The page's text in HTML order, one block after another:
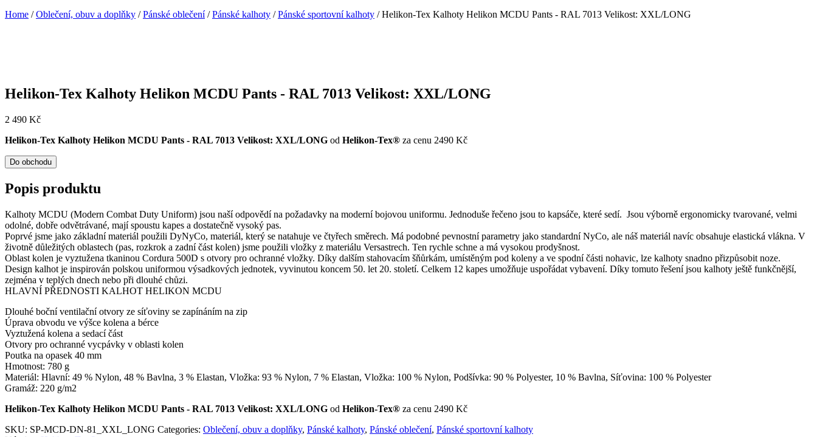
Home /Oblečení, obuv a doplňky /Pánské oblečení/Pánské kalhoty /Pánské sportovní kalhoty / Helikon-Tex Kalhoty Helikon MCDU Pants - RAL 7013 Velikost: XXL/LONG
Helikon-Tex Kalhoty Helikon MCDU Pants - RAL 7013 Velikost: XXL/LONG
2 490 Kč
Helikon-Tex Kalhoty Helikon MCDU Pants - RAL 7013 Velikost: XXL/LONG od Helikon-Tex® za cenu 2490 Kč
Do obchodu
Popis produktu
Kalhoty MCDU (Modern Combat Duty Uniform) jsou naší odpovědí na požadavky na moderní bojovou uniformu. Jednoduše řečeno jsou to kapsáče, které sedí. Jsou výborně ergonomicky tvarované, velmi
odolné, dobře odvětrávané, mají spoustu kapes a dostatečně vysoký pas.
Poprvé jsme jako základní materiál použili DyNyCo, materiál, který se natahuje ve čtyřech směrech. Má podobné pevnostní parametry jako standardní NyCo, ale náš materiál navíc obsahuje elastická vlákna. V
životně důležitých oblastech (pas, rozkrok a zadní část kolen) jsme použili vložky z materiálu Versastrech. Ten rychle schne a má vysokou prodyšnost.
Oblast kolen je vyztužena tkaninou Cordura 500D s otvory pro ochranné vložky. Díky dalším stahovacím šňůrkám, umístěným pod koleny a ve spodní části nohavic, lze kalhoty snadno přizpůsobit noze.
Design kalhot je inspirován polskou uniformou výsadkových jednotek, vyvinutou koncem 50. let 20. století. Celkem 12 kapes umožňuje uspořádat vybavení. Díky tomuto řešení jsou kalhoty ještě funkčnější,
zejména v teplých dnech nebo při dlouhé chůzi.
HLAVNÍ PŘEDNOSTI KALHOT HELIKON MCDU
Dlouhé boční ventilační otvory ze síťoviny se zapínáním na zip
Úprava obvodu ve výšce kolena a bérce
Vyztužená kolena a sedací část
Otvory pro ochranné vycpávky v oblasti kolen
Poutka na opasek 40 mm
Hmotnost: 780 g
Materiál: Hlavní: 49 % Nylon, 48 % Bavlna, 3 % Elastan, Vložka: 93 % Nylon, 7 % Elastan, Vložka: 100 % Nylon, Podšívka: 90 % Polyester, 10 % Bavlna, Síťovina: 100 % Polyester
Gramáž: 220 g/m2
Helikon-Tex Kalhoty Helikon MCDU Pants - RAL 7013 Velikost: XXL/LONG od Helikon-Tex® za cenu 2490 Kč
SKU: SP-MCD-DN-81_XXL_LONG Categories: Oblečení, obuv a doplňky, Pánské kalhoty, Pánské oblečení, Pánské sportovní kalhoty